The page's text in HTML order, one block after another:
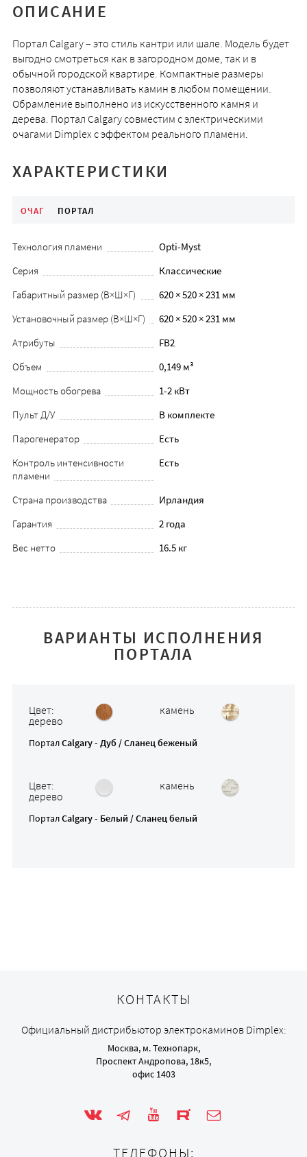
ОПИСАНИЕ
Портал Calgary – это стиль кантри или шале. Модель будет
выгодно смотреться как в загородном доме, так и в
обычной городской квартире. Компактные размеры
позволяют устанавливать камин в любом помещении.
Обрамление выполнено из искусственного камня и
дерева. Портал Calgary совместим с электрическими
очагами Dimplex с эффектом реального пламени.
ХАРАКТЕРИСТИКИ
ОЧАГ ПОРТАЛ
Технология пламени
Opti-Myst
Серия
Классические
Габаритный размер (В×Ш×Г)
620 × 520 × 231 мм
Установочный размер (В×Ш×Г)
620 × 520 × 231 мм
Атрибуты
FB2
Объем
0,149 м³
Мощность обогрева
1-2 кВт
Пульт Д/У
В комплекте
Парогенератор
Есть
Контроль интенсивности
пламени
Есть
Страна производства
Ирландия
Гарантия
2 года
Вес нетто
16.5 кг
ВАРИАНТЫ ИСПОЛНЕНИЯ
ПОРТАЛА
Цвет:
дерево
камень
ПорталCalgary - Дуб / Сланец беженый
Цвет:
дерево
камень
ПорталCalgary - Белый / Сланец белый
КОНТАКТЫ
Официальный дистрибьютор электрокаминов Dimplex:
Москва, м. Технопарк,
Проспект Андропова, 18к5,
офис 1403
ТЕЛЕФОНЫ: